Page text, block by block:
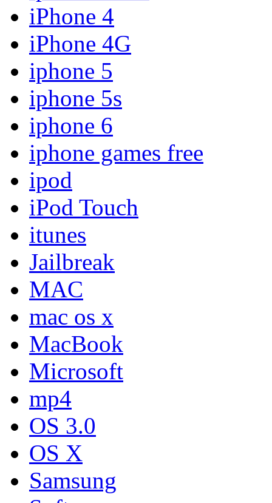
iPhone 4
iPhone 4G
iphone 5
iphone 5s
iphone 6
iphone games free
ipod
iPod Touch
itunes
Jailbreak
MAC
mac os x
MacBook
Microsoft
mp4
OS 3.0
OS X
Samsung